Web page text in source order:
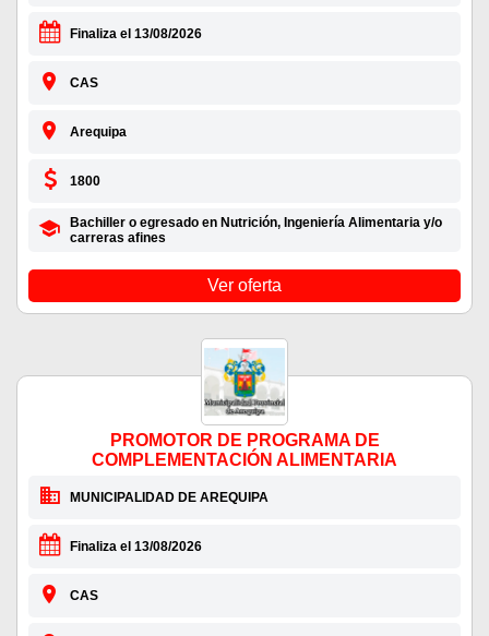
Finaliza el 13/08/2026
CAS
Arequipa
1800
Bachiller o egresado en Nutrición, Ingeniería Alimentaria y/o
carreras afines
Ver oferta
PROMOTOR DE PROGRAMA DE
COMPLEMENTACIÓN ALIMENTARIA
MUNICIPALIDAD DE AREQUIPA
Finaliza el 13/08/2026
CAS